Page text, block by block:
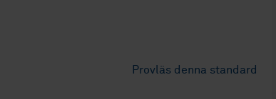
Provläs denna standard